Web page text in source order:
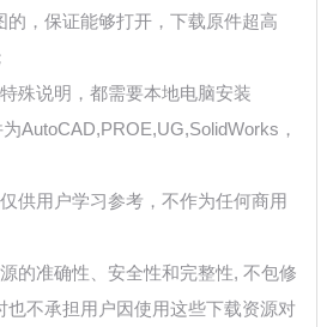
的，保证能够打开，下载原件超高
殊说明，都需要本地电脑安装
AutoCAD,PROE,UG,SolidWorks，
供用户学习参考，不作为任何商用
的准确性、安全性和完整性, 不包修
也不承担用户因使用这些下载资源对